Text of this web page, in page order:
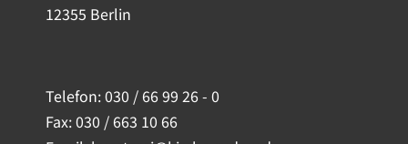
12355 Berlin
Telefon:030 / 66 99 26 - 0
Fax: 030 / 663 10 66